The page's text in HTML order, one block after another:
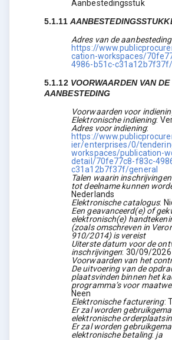
Aanbestedingsstuk
5.1.11
Adres van de
https://
cation-workspaces/
4986-b51c-
5.1.12 VOORWAARDEN VAN DE
AANBESTEDING
Voorwaarden voor
Elektronische indiening:
Adres voor indiening:
https://
ier/enterprises/0/
workspaces/publication-
detail/70fe77c8-f83c-
c31a12b7f37f/general
Talen waarin
tot deelname kunnen
Nederlands
Elektronische catalogus:
Een geavanceerd(e) of
elektronisch(e)
(zoals omschreven in
910/2014) is vereist
Uiterste datum voor de
inschrijvingen: 30/09/2026
Voorwaarden van het
De uitvoering van de
plaatsvinden binnen het
programma’s voor
Neen
Elektronische facturering:
Er zal worden
elektronische
Er zal worden
elektronische betaling: ja